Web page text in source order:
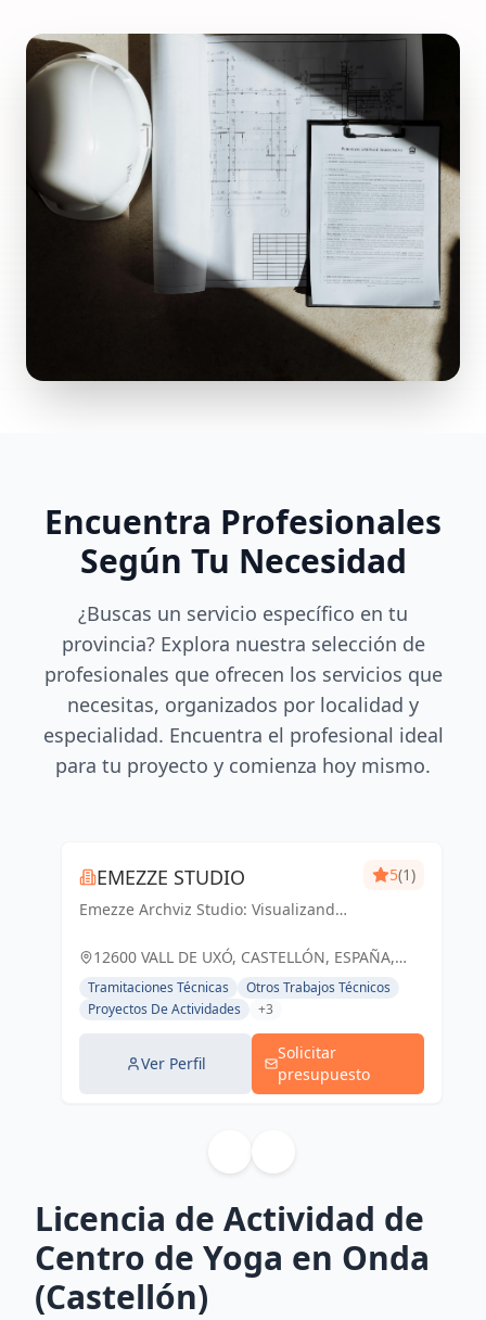
Encuentra Profesionales
Según Tu Necesidad
¿Buscas un servicio específico en tu
provincia? Explora nuestra selección de
profesionales que ofrecen los servicios que
necesitas, organizados por localidad y
especialidad. Encuentra el profesional ideal
para tu proyecto y comienza hoy mismo.
EMEZZE STUDIO
Emezze Archviz Studio: Visualizando
d'Uixó y Castellón. Imágenes que
5(1)
12600 VALL DE UXÓ, CASTELLÓN, ESPAÑA,
España
Tramitaciones Técnicas
Otros Trabajos Técnicos
Proyectos De Actividades
+3
Ver Perfil
Solicitar
presupuesto
Licencia de Actividad de
Centro de Yoga en Onda
(Castellón)